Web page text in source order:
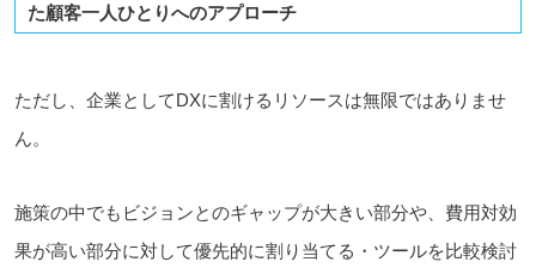
た顧客一人ひとりへのアプローチ
ただし、企業としてDXに割けるリソースは無限ではありませ
ん。
施策の中でもビジョンとのギャップが大きい部分や、費用対効
果が高い部分に対して優先的に割り当てる・ツールを比較検討